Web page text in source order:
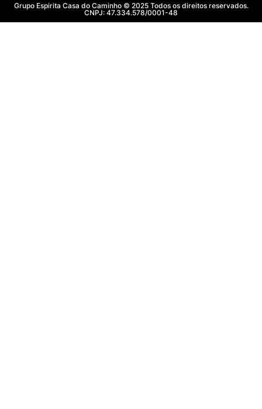
Grupo Espirita Casa do Caminho © 2025 Todos os direitos reservados.
CNPJ: 47.334.578/0001-48